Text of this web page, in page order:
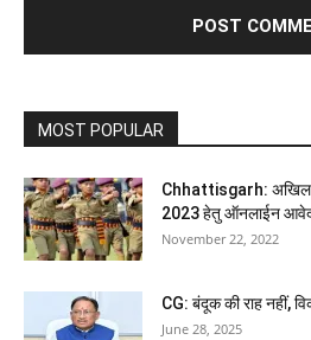
MOST POPULAR
Chhattisgarh: अखिल
2023 हेतु ऑनलाईन
November 22, 2022
CG: बंदूक की राह नहीं,
June 28, 2025